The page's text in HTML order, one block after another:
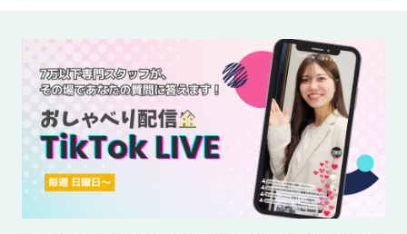
賃貸区分/契約期間
一般/2年
取引形態